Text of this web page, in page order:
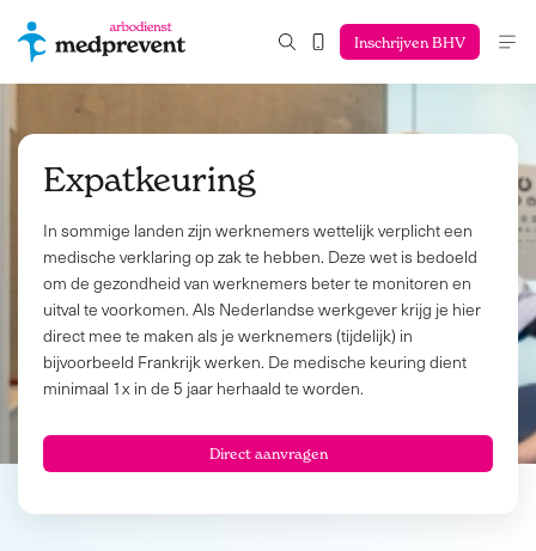
Inschrijven BHV
Expatkeuring
In sommige landen zijn werknemers wettelijk verplicht een
medische verklaring op zak te hebben. Deze wet is bedoeld
om de gezondheid van werknemers beter te monitoren en
uitval te voorkomen. Als Nederlandse werkgever krijg je hier
direct mee te maken als je werknemers (tijdelijk) in
bijvoorbeeld Frankrijk werken. De medische keuring dient
minimaal 1x in de 5 jaar herhaald te worden.
Direct aanvragen